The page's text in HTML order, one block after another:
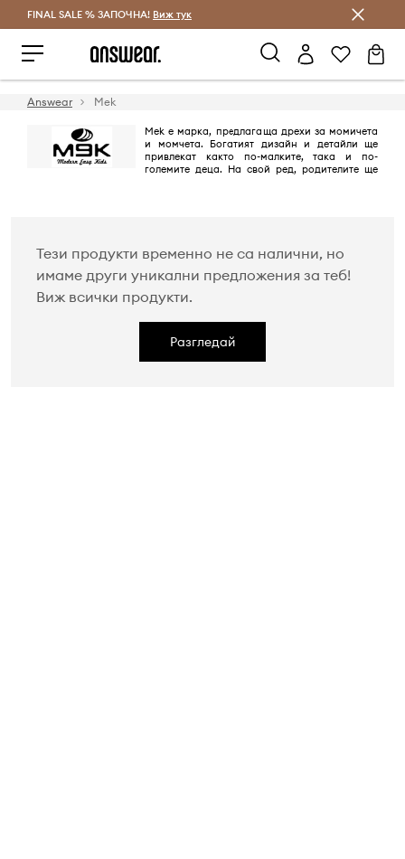
Спестявай с Answear Club
FINAL SALE % ЗАПОЧНА! Виж тук
Answear Mek
Mek е марка, предлагаща дрехи за момичета
и момчета. Богатият дизайн и детайли ще
привлекат както по-мaлките, така и по-
големите деца. На свой ред, родителите ще
Тези продукти временно не са налични, но
имаме други уникални предложения за теб!
Виж всички продукти.
Разгледай